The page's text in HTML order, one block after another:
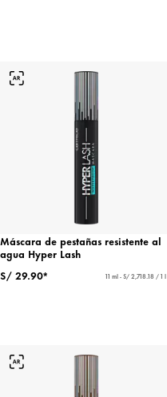
Máscara de pestañas resistente al
agua Hyper Lash
S/ 29.90*
11 ml - S/ 2,718.18 / 1 l